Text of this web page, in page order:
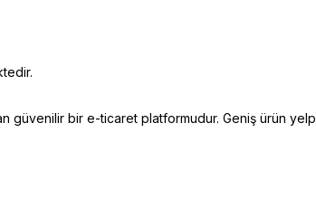
bir e-ticaret platformudur. Geniş ürün